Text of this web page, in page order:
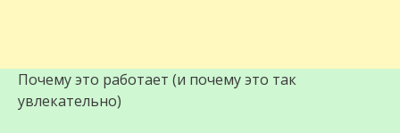
Почему это работает (и почему это так
увлекательно)